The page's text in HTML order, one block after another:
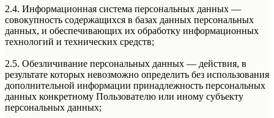
2.4. Информационная система персональных данных —
совокупность содержащихся в базах данных персональных
данных, и обеспечивающих их обработку информационных
технологий и технических средств;
2.5. Обезличивание персональных данных — действия, в
результате которых невозможно определить без использования
дополнительной информации принадлежность персональных
данных конкретному Пользователю или иному субъекту
персональных данных;